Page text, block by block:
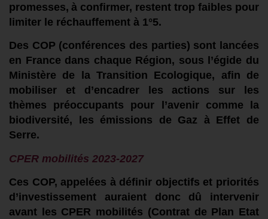
promesses, à confirmer, restent trop faibles pour
limiter le réchauffement à 1°5.
Des COP (conférences des parties) sont lancées
en France dans chaque Région, sous l’égide du
Ministère de la Transition Ecologique, afin de
mobiliser et d’encadrer les actions sur l es
thèmes préoccupants pour l’avenir comme
la
biodiversité,
es émissions de Gaz à Effet de
Serre.
CPER mobilités 2023-2027
Ces COP, appelées à définir objectifs et priorités
d’investissement auraient donc dû intervenir
avant les CPER mobilités (Contrat de P lan Etat